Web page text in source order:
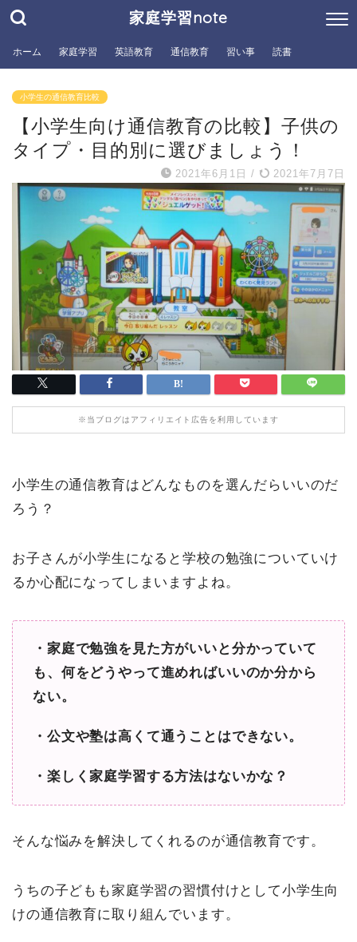
家庭学習note
ホーム 家庭学習 英語教育 通信教育 習い事 読書
小学生の通信教育比較
【小学生向け通信教育の比較】子供の
タイプ・目的別に選びましょう！
2021年6月1日 / 2021年7月7日
※当ブログはアフィリエイト広告を利用しています
小学生の通信教育はどんなものを選んだらいいのだ
ろう？
お子さんが小学生になると学校の勉強についていけ
るか心配になってしまいますよね。
・家庭で勉強を見た方がいいと分かっていて
も、何をどうやって進めればいいのか分から
ない。
・公文や塾は高くて通うことはできない。
・楽しく家庭学習する方法はないかな？
そんな悩みを解決してくれるのが通信教育です。
うちの子どもも家庭学習の習慣付けとして小学生向
けの通信教育に取り組んでいます。